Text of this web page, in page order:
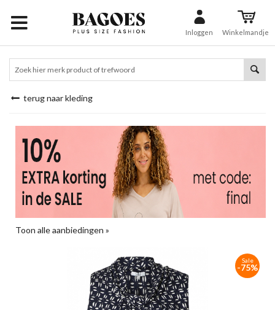
Inloggen Winkelmandje
terug naar kleding
Toon alle aanbiedingen »
Sale
-75%